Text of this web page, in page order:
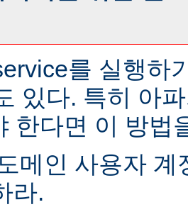
를 실행하
있다. 특히 아
한다면 이 방법
메인 사용자
라.